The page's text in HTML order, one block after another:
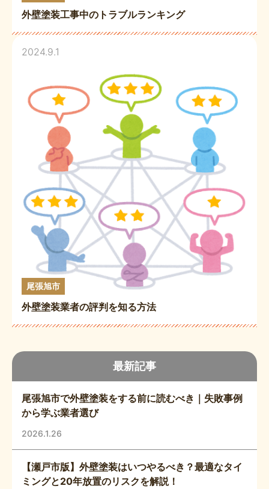
最新記事
尾張旭市で外壁塗装をする前に読むべき｜失敗事例
から学ぶ業者選び
2026.1.26
【瀬戸市版】外壁塗装はいつやるべき？最適なタイ
ミングと20年放置のリスクを解説！
外壁塗装工事中のトラブルランキング
2024.9.1
尾張旭市
外壁塗装業者の評判を知る方法